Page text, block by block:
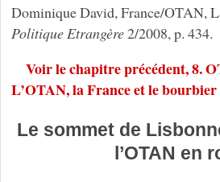
Dominique David, France/OTAN,
PolitiqueEtrangère2/2008, p. 434.
Voir le chapitre précédent, 8.
L’OTAN, la France et le
Le sommet de
l’OTAN en